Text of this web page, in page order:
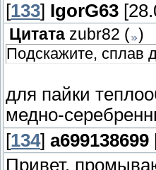
[133] IgorG63
Цитата zubr82 ( )
Подскажите, сплав
для пайки
медно-
[134] a699138699
Привет,